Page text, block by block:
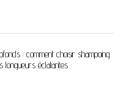
: comment choisir shampoing
longueurs éclatantes